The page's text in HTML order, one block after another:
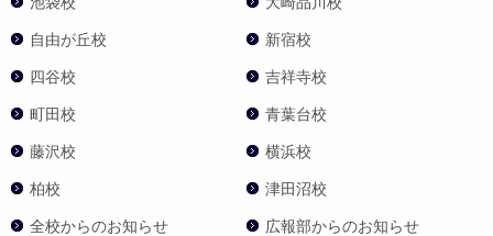
自由が丘校 新宿校
四谷校 吉祥寺校
町田校 青葉台校
藤沢校 横浜校
柏校 津田沼校
全校からのお知らせ 広報部からのお知らせ